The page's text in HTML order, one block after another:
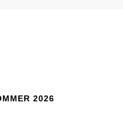
2026